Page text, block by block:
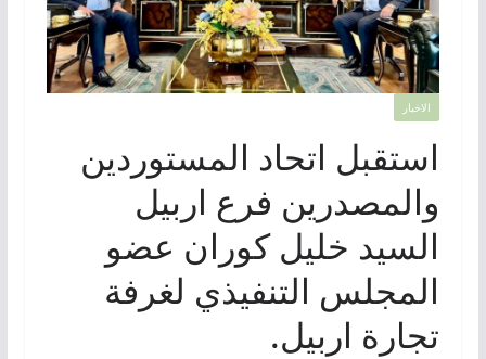
الاخبار
استقبل اتحاد المستوردين
والمصدرين فرع اربيل
السيد خليل كوران عضو
المجلس التنفيذي لغرفة
تجارة اربيل.